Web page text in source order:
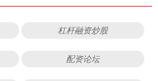
杠杆融资炒股
配资论坛